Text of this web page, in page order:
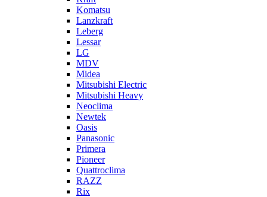
Komatsu
Lanzkraft
Leberg
Lessar
LG
MDV
Midea
Mitsubishi Electric
Mitsubishi Heavy
Neoclima
Newtek
Oasis
Panasonic
Primera
Pioneer
Quattroclima
RAZZ
Rix